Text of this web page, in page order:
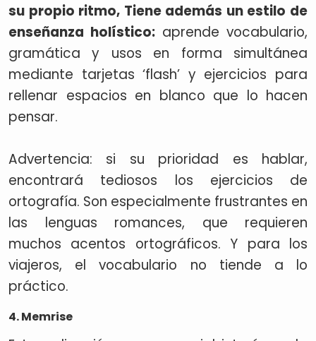
su propio ritmo, Tiene además un estilo de
enseñanza holístico: aprende vocabulario,
gramática y usos en forma simultánea
mediante tarjetas ‘flash’ y ejercicios para
rellenar espacios en blanco que lo hacen
pensar.
Advertencia: si su prioridad es hablar,
encontrará tediosos los ejercicios de
ortografía. Son especialmente frustrantes en
las lenguas romances, que requieren
muchos acentos ortográficos. Y para los
viajeros, el vocabulario no tiende a lo
práctico.
4. Memrise